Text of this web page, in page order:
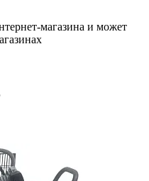
магазина и может